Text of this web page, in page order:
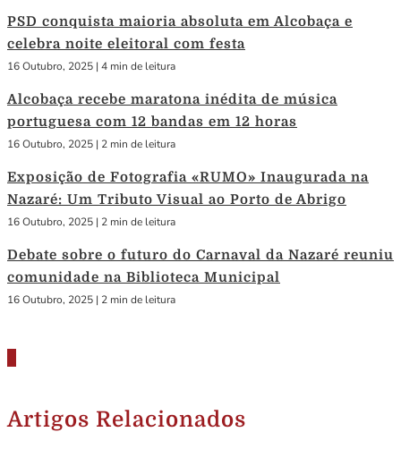
PSD conquista maioria absoluta em Alcobaça e
celebra noite eleitoral com festa
16 Outubro, 2025 | 4 min de leitura
Alcobaça recebe maratona inédita de música
portuguesa com 12 bandas em 12 horas
16 Outubro, 2025 | 2 min de leitura
Exposição de Fotografia «RUMO» Inaugurada na
Nazaré: Um Tributo Visual ao Porto de Abrigo
16 Outubro, 2025 | 2 min de leitura
Debate sobre o futuro do Carnaval da Nazaré reuniu
comunidade na Biblioteca Municipal
16 Outubro, 2025 | 2 min de leitura
Artigos Relacionados